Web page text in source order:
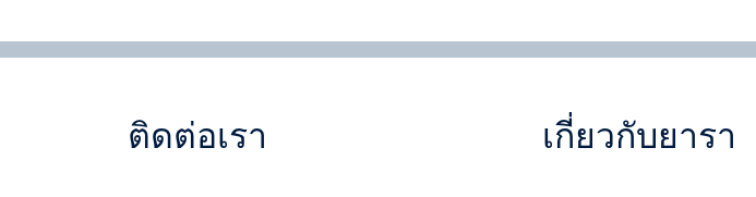
ติดต่อเรา เกี่ยวกับยารา